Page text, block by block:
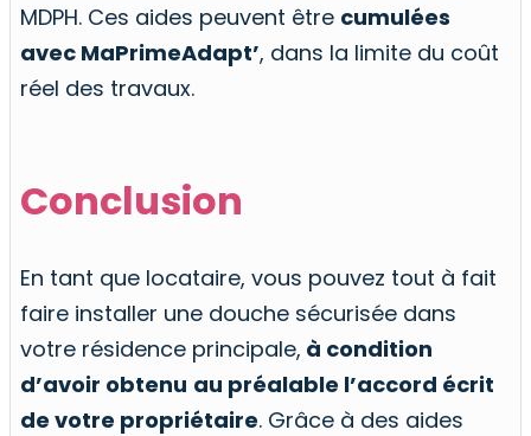
MDPH. Ces aides peuvent être cumulées
avec MaPrimeAdapt’, dans la limite du coût
réel des travaux.
Conclusion
En tant que locataire, vous pouvez tout à fait
faire installer une douche sécurisée dans
votre résidence principale, à condition
d’avoir obtenu au préalable l’accord écrit
de votre propriétaire. Grâce à des aides